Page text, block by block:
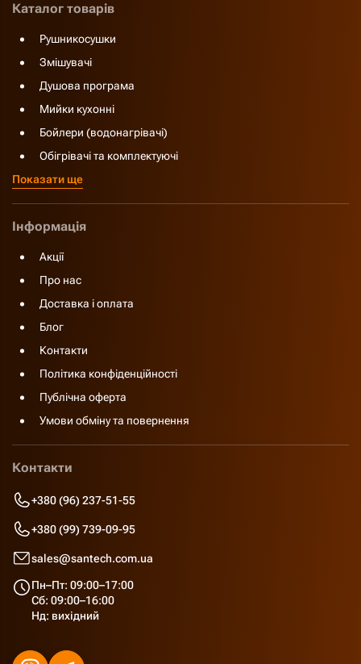
Каталог товарів
Рушникосушки
Змішувачі
Душова програма
Мийки кухонні
Бойлери (водонагрівачі)
Обігрівачі та комплектуючі
Показати ще
Інформація
Акції
Про нас
Доставка і оплата
Блог
Контакти
Політика конфіденційності
Публічна оферта
Умови обміну та повернення
Контакти
+380 (96) 237-51-55
+380 (99) 739-09-95
sales@santech.com.ua
Пн–Пт: 09:00–17:00
Сб: 09:00–16:00
Нд: вихідний